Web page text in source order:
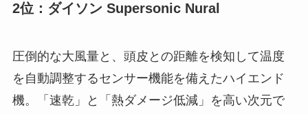
2位：ダイソン Supersonic Nural
圧倒的な大風量と、頭皮との距離を検知して温度
を自動調整するセンサー機能を備えたハイエンド
機。「速乾」と「熱ダメージ低減」を高い次元で